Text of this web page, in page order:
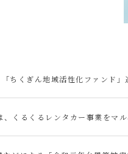
ちくぎん地域活性化ファンド」
くるくるレンタカー事業をマ